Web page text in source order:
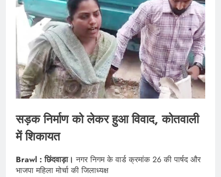
सड़क निर्माण को लेकर हुआ विवाद, कोतवाली
में शिकायत
Brawl : छिंदवाड़ा। नगर निगम के वार्ड क्रमांक 26 की पार्षद और
भाजपा महिला मोर्चा की जिलाध्यक्ष